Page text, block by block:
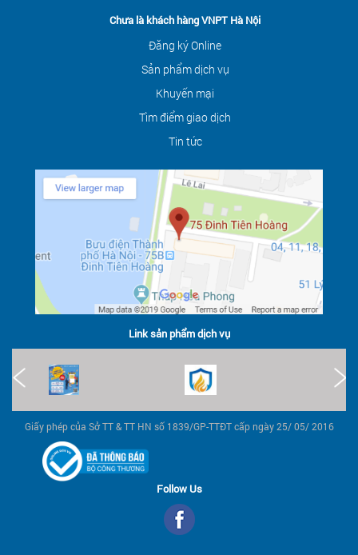
Chưa là khách hàng VNPT Hà Nội
Đăng ký Online
Sản phẩm dịch vụ
Khuyến mại
Tìm điểm giao dịch
Tin tức
Link sản phẩm dịch vụ
Giấy phép của Sở TT & TT HN số 1839/GP-TTĐT cấp ngày 25/ 05/ 2016
Follow Us